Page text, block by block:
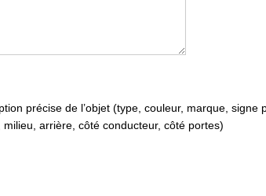
précise de l’objet (type, couleur, marque, signe
arrière, côté conducteur, côté portes)